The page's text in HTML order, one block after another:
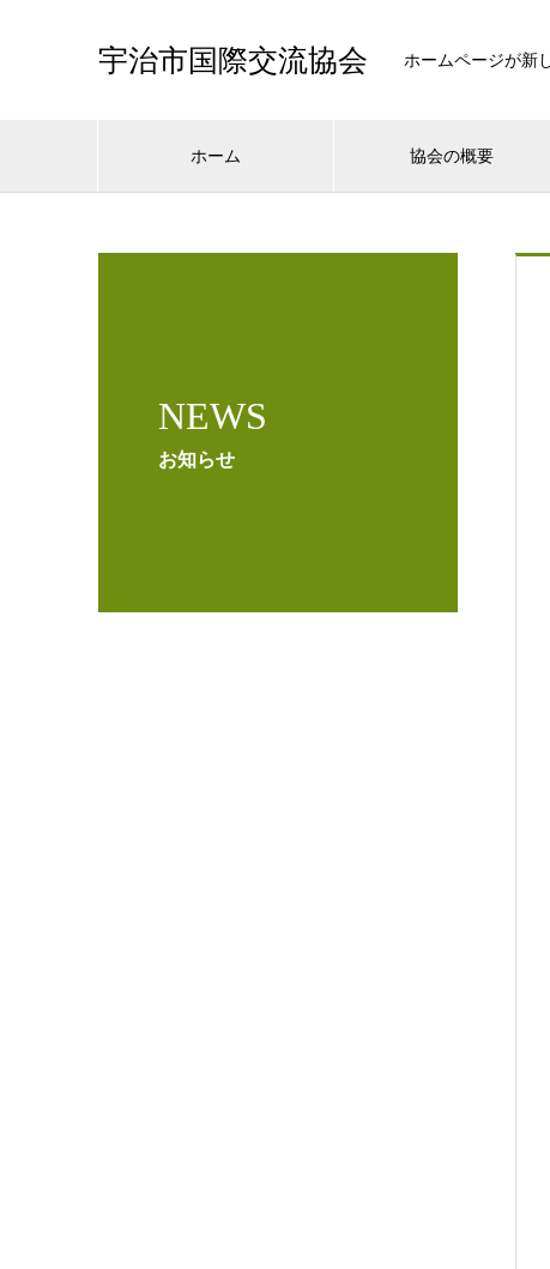
宇治市国際交流協会 ホームページが新
ホーム 協会の概要
NEWS
お知らせ